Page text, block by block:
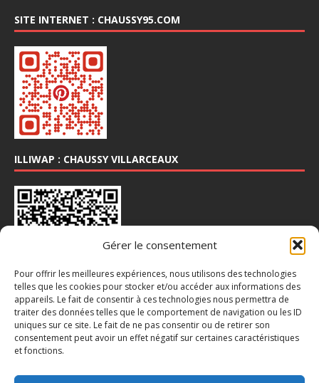
Gérer le consentement
Pour offrir les meilleures expériences, nous utilisons des technologies
telles que les cookies pour stocker et/ou accéder aux informations des
appareils. Le fait de consentir à ces technologies nous permettra de
traiter des données telles que le comportement de navigation ou les ID
uniques sur ce site. Le fait de ne pas consentir ou de retirer son
consentement peut avoir un effet négatif sur certaines caractéristiques
et fonctions.
SITE INTERNET : CHAUSSY95.COM
ILLIWAP : CHAUSSY VILLARCEAUX
INSTA : @CHAUSSY_VILLARCEAUX